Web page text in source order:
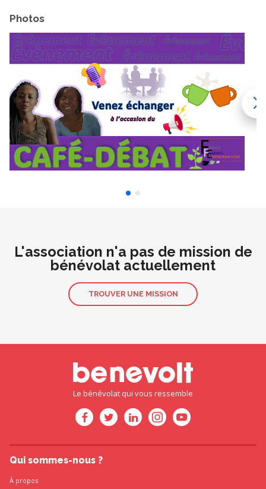
Photos
L'association n'a pas de mission de
bénévolat actuellement
TROUVER UNE MISSION
Le bénévolat qui vous ressemble
Qui sommes-nous ?
À propos